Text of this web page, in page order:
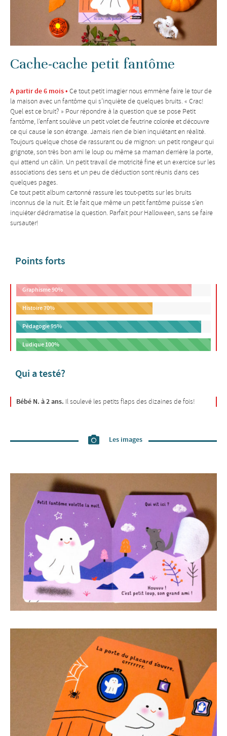
Cache-cache petit fantôme
A partir de 6 mois • Ce tout petit imagier nous emmène faire le tour de
la maison avec un fantôme qui s’inquiète de quelques bruits. « Crac!
Quel est ce bruit? » Pour répondre à la question que se pose Petit
fantôme, l’enfant soulève un petit volet de feutrine colorée et découvre
ce qui cause le son étrange. Jamais rien de bien inquiétant en réalité.
Toujours quelque chose de rassurant ou de mignon: un petit rongeur qui
grignote, son très bon ami le loup ou même sa maman derrière la porte,
qui attend un câlin. Un petit travail de motricité fine et un exercice sur les
associations des sens et un peu de déduction sont réunis dans ces
quelques pages.
Ce tout petit album cartonné rassure les tout-petits sur les bruits
inconnus de la nuit. Et le fait que même un petit fantôme puisse s’en
inquiéter dédramatise la question. Parfait pour Halloween, sans se faire
sursauter!
Points forts
Graphisme90%
Histoire70%
Pédagogie95%
Ludique100%
Qui a testé?
Bébé N. à 2 ans. Il soulevé les petits flaps des dizaines de fois!
Les images